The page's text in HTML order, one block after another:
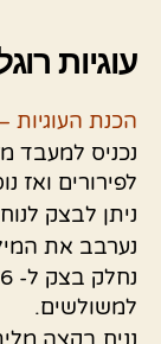
עוגיות
הכנת העוגיות
נכניס למעבד
לפירורים ואז
ניתן לבצק
נערבב את
למשולשים.